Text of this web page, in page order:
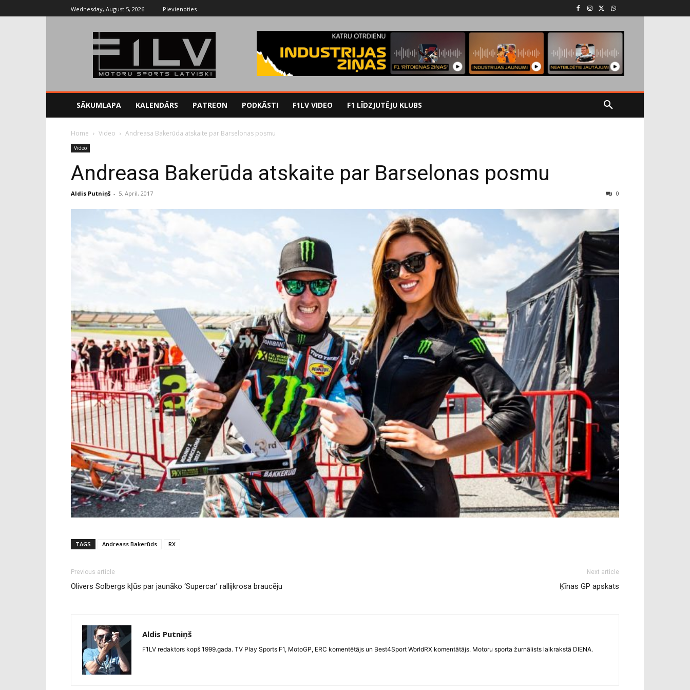
Wednesday, August 5, 2026 Pievienoties
SĀKUMLAPA KALENDĀRS PATREON PODKĀSTI F1LV VIDEO F1 LĪDZJUTĒJU KLUBS
Home Video Andreasa Bakerūda atskaite par Barselonas posmu
Video
Andreasa Bakerūda atskaite par Barselonas posmu
Aldis Putniņš - 5. April, 2017 0
TAGS Andreass Bakerūds RX
Previous article
Olivers Solbergs kļūs par jaunāko ‘Supercar’ rallijkrosa braucēju
Next article
Ķīnas GP apskats
Aldis Putniņš
F1LV redaktors kopš 1999.gada. TV Play Sports F1, MotoGP, ERC komentētājs un Best4Sport WorldRX komentātājs. Motoru sporta žurnālists laikrakstā DIENA.